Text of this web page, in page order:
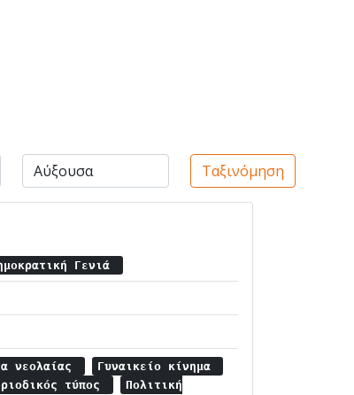
Ταξινόμηση
Γενιά
νεολαίας
Γυναικείο κίνημα
τύπος
Πολιτική